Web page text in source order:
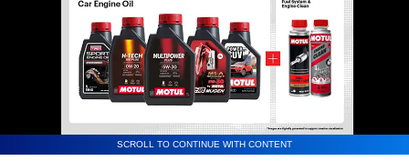
SCROLL TO CONTINUE WITH CONTENT